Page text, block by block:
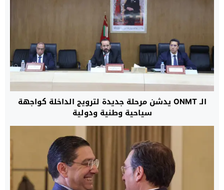
الـ ONMT يدشن مرحلة جديدة لترويج الداخلة كواجهة
سياحية وطنية ودولية